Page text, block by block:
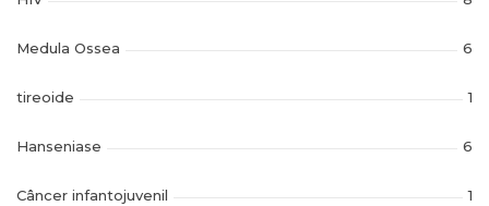
Medula Ossea 6
tireoide 1
Hanseniase 6
Câncer infantojuvenil 1